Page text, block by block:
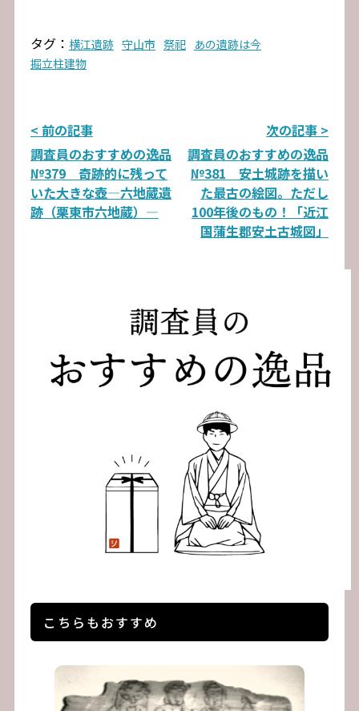
タグ： 横江遺跡 守山市 祭祀
あの遺跡は今
掘立柱建物
投
稿
ナ
ビ
< 前の記事
調査員のおすすめの逸品
№379 奇跡的に残って
いた大きな壺―六地蔵遺
跡（栗東市六地蔵）―
次の記事 >
調査員のおすすめの逸品
№381 安土城跡を描い
た最古の絵図。ただし
100年後のもの！「近江
国蒲生郡安土古城図」
こちらもおすすめ